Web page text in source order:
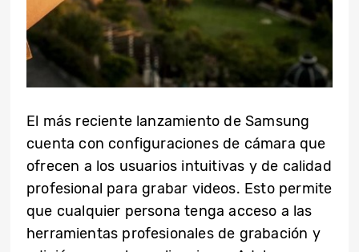
El más reciente lanzamiento de Samsung
cuenta con configuraciones de cámara que
ofrecen a los usuarios intuitivas y de calidad
profesional para grabar videos. Esto permite
que cualquier persona tenga acceso a las
herramientas profesionales de grabación y